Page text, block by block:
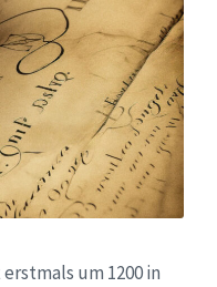
um 1200 in